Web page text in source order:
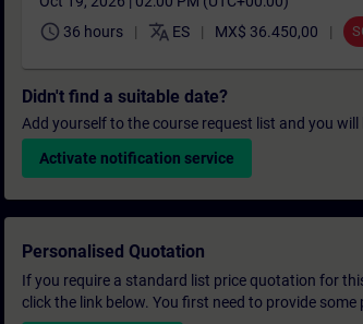
schedule 36 hours translate ES MX$ 36.450,00
Didn't find a suitable date?
Add yourself to the course request list and you
Activate notification service
Personalised Quotation
If you require a standard list price quotation for
click the link below. You first need to provide